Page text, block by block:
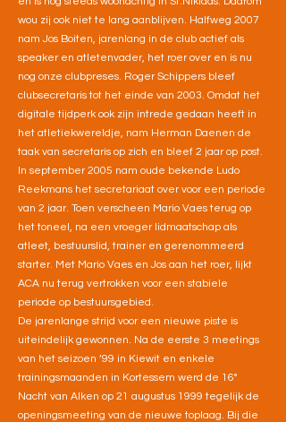
wou zij ook niet te lang aanblijven. Halfweg 2007
nam Jos Boiten, jarenlang in de club actief als
speaker en atletenvader, het roer over en is nu
nog onze clubpreses. Roger Schippers bleef
clubsecretaris tot het einde van 2003. Omdat het
digitale tijdperk ook zijn intrede gedaan heeft in
het atletiekwereldje, nam Herman Daenen de
taak van secretaris op zich en bleef 2 jaar op post.
In september 2005 nam oude bekende Ludo
Reekmans het secretariaat over voor een periode
van 2 jaar. Toen verscheen Mario Vaes terug op
het toneel, na een vroeger lidmaatschap als
atleet, bestuurslid, trainer en gerenommeerd
starter. Met Mario Vaes en Jos aan het roer, lijkt
ACA nu terug vertrokken voor een stabiele
periode op bestuursgebied.
De jarenlange strijd voor een nieuwe piste is
uiteindelijk gewonnen. Na de eerste 3 meetings
van het seizoen ’99 in Kiewit en enkele
trainingsmaanden in Kortessem werd de 16°
Nacht van Alken op 21 augustus 1999 tegelijk de
openingsmeeting van de nieuwe toplaag. Bij die